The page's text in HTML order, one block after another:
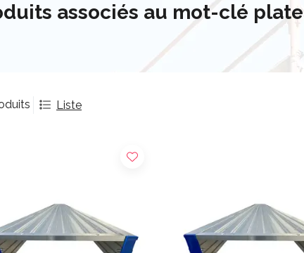
associés au mot-clé
Liste